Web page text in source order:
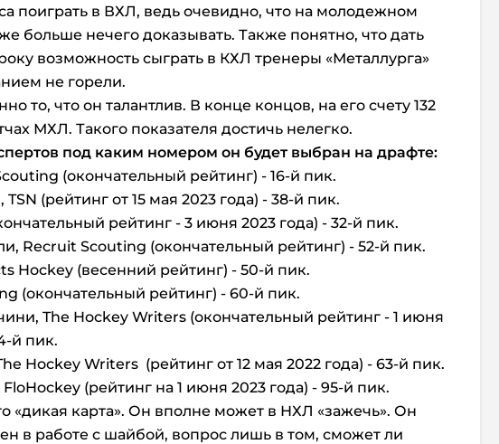
поиграть в ВХЛ, ведь очевидно, что на молодежном
больше нечего доказывать. Также понятно, что дать
возможность сыграть в КХЛ тренеры «Металлурга»
не горели.
то, что он талантлив. В конце концов, на его счету 132
МХЛ. Такого показателя достичь нелегко.
под каким номером он будет выбран на драфте:
(окончательный рейтинг) - 16-й пик.
TSN (рейтинг от 15 мая 2023 года) - 38-й пик.
рейтинг - 3 июня 2023 года) - 32-й пик.
Recruit Scouting (окончательный рейтинг) - 52-й пик.
Hockey (весенний рейтинг) - 50-й пик.
(окончательный рейтинг) - 60-й пик.
The Hockey Writers (окончательный рейтинг - 1 июня
й пик.
Hockey Writers (рейтинг от 12 мая 2022 года) - 63-й пик.
(рейтинг на 1 июня 2023 года) - 95-й пик.
«дикая карта». Он вполне может в НХЛ «зажечь». Он
в работе с шайбой, вопрос лишь в том, сможет ли